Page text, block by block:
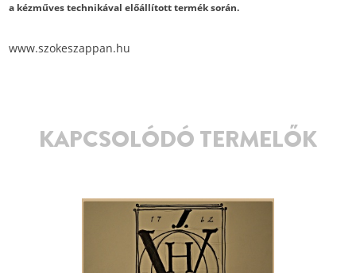
a kézműves technikával előállított termék során.
www.szokeszappan.hu
KAPCSOLÓDÓ TERMELŐK